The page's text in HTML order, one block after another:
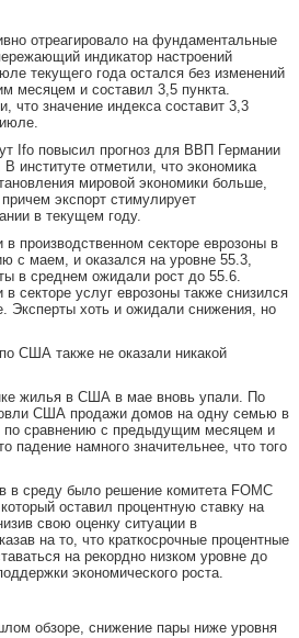
отреагировало на фундаментальные
индикатор настроений
текущего года остался без изменений
месяцем и составил 3,5 пункта.
что значение индекса составит 3,3
Ifo повысил прогноз для ВВП Германии
институте отметили, что экономика
мировой экономики больше,
экспорт стимулирует
в текущем году.
в производственном секторе еврозоны в
с маем, и оказался на уровне 55.3,
в среднем ожидали рост до 55.6.
в секторе услуг еврозоны также снизился
Эксперты хоть и ожидали снижения, но
США также не оказали никакой
жилья в США в мае вновь упали. По
США продажи домов на одну семью в
сравнению с предыдущим месяцем и
падение намного значительнее, что того
в среду было решение комитета FOMC
оставил процентную ставку на
свою оценку ситуации в
на то, что краткосрочные процентные
на рекордно низком уровне до
экономического роста.
обзоре, снижение пары ниже уровня